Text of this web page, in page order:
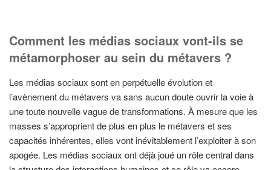
Comment les médias sociaux vont-ils se
métamorphoser au sein du métavers ?
Les médias sociaux sont en perpétuelle évolution et
l’avènement du métavers va sans aucun doute ouvrir la voie à
une toute nouvelle vague de transformations. À mesure que les
masses s’approprient de plus en plus le métavers et ses
capacités inhérentes, elles vont inévitablement l’exploiter à son
apogée. Les médias sociaux ont déjà joué un rôle central dans